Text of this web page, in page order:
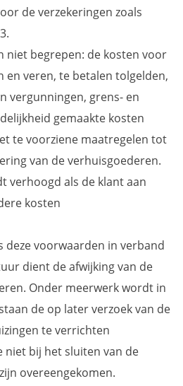
de verzekeringen zoals
niet begrepen: de kosten voor
en veren, te betalen tolgelden,
vergunningen, grens- en
gemaakte kosten
te voorziene maatregelen tot
van de verhuisgoederen.
verhoogd als de klant aan
kosten
deze voorwaarden in verband
dient de afwijking van de
Onder meerwerk wordt in
de op later verzoek van de
te verrichten
niet bij het sluiten van de
overeengekomen.